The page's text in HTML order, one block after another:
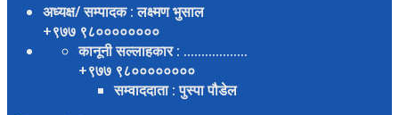
अध्यक्ष/ सम्पादक: लक्ष्मण भुसाल
+९७७ ९८००००००००
कानूनी सल्लाहकार: ..................
+९७७ ९८००००००००
सम्वाददाता: पुस्पा पौडेल